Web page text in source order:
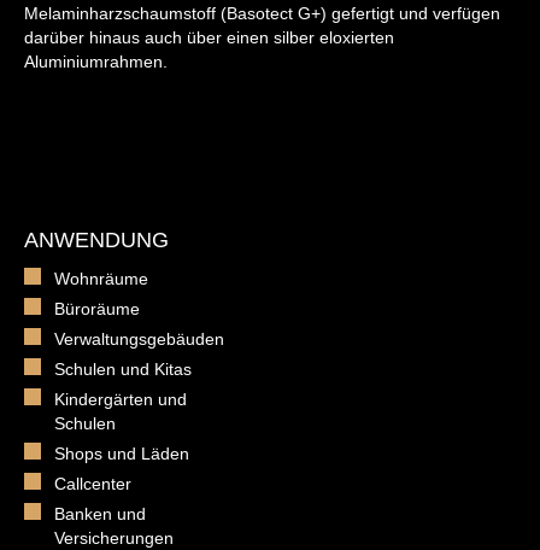
Melaminharzschaumstoff (Basotect G+) gefertigt und verfügen
darüber hinaus auch über einen silber eloxierten
Aluminiumrahmen.
ANWENDUNG
Wohnräume
Büroräume
Verwaltungsgebäuden
Schulen und Kitas
Kindergärten und
Schulen
Shops und Läden
Callcenter
Banken und
Versicherungen